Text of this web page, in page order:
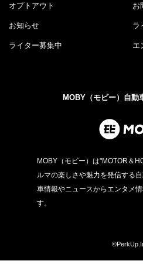
オプトアウト お
お知らせ ラ
ライター募集中 エ
MOBY（モビー）自動
MOBY（モビー）は"MOTOR＆
ルマの楽しさや魅力を発信する
車情報やニュースからエンタメ
す。